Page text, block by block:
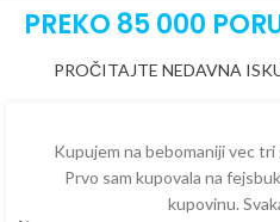
PREKO 85 000
PROČITAJTE NEDAVNA
Kupujem na bebomaniji vec
Prvo sam kupovala na
kupovinu.